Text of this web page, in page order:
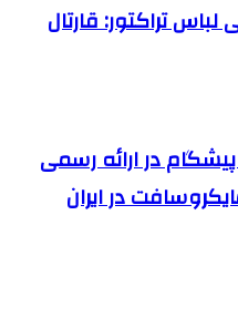
لباس تراکتور: قارتال
در ارائه رسمی
در ایران